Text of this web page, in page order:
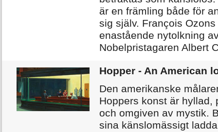
är en främling både för
sig själv. François Ozons
enastående nytolkning
Nobelpristagaren Albert
Hopper - An American
Den amerikanske
Hoppers konst är hyllad,
och omgiven av mystik.
sina känslomässigt